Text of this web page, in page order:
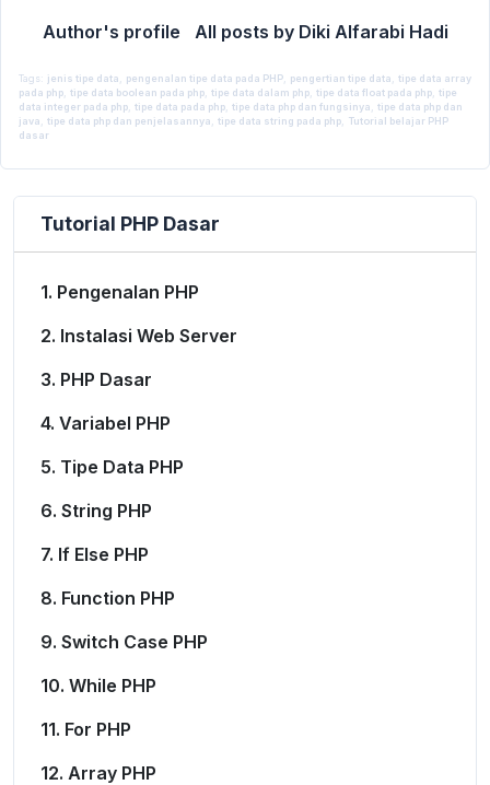
Author's profile
All posts by Diki Alfarabi Hadi
Tags: jenis tipe data pengenalan tipe data pada PHP pengertian tipe data
tipe data array
pada php tipe data boolean pada php tipe data dalam php tipe data float pada php tipe
data integer pada php tipe data pada php tipe data php dan fungsinya
tipe data php dan
java
tipe data php dan penjelasannya tipe data string pada php
Tutorial belajar PHP
dasar
Tutorial PHP Dasar
1. Pengenalan PHP
2. Instalasi Web Server
3. PHP Dasar
4. Variabel PHP
5. Tipe Data PHP
6. String PHP
7. If Else PHP
8. Function PHP
9. Switch Case PHP
10. While PHP
11. For PHP
12. Array PHP